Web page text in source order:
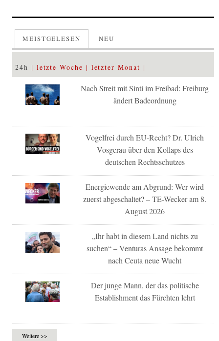
MEISTGELESEN NEU
24h letzte Woche letzter Monat
Nach Streit mit Sinti im Freibad: Freiburg
ändert Badeordnung
Vogelfrei durch EU-Recht? Dr. Ulrich
Vosgerau über den Kollaps des
deutschen Rechtsschutzes
Energiewende am Abgrund: Wer wird
zuerst abgeschaltet? – TE-Wecker am 8.
August 2026
„Ihr habt in diesem Land nichts zu
suchen“ – Venturas Ansage bekommt
nach Ceuta neue Wucht
Der junge Mann, der das politische
Establishment das Fürchten lehrt
Weitere >>